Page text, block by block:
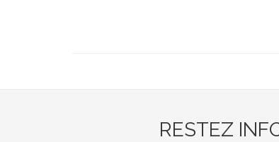
RESTEZ